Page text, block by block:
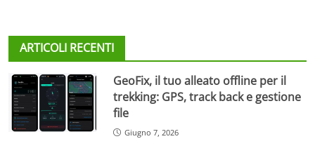
ARTICOLI RECENTI
GeoFix, il tuo alleato offline per il
trekking: GPS, track back e gestione
file
Giugno 7, 2026